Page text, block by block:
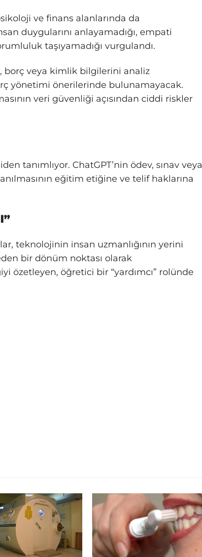
ve finans alanlarında da
duygularını anlayamadığı, empati
taşıyamadığı vurgulandı.
borç veya kimlik bilgilerini analiz
yönetimi önerilerinde bulunamayacak.
veri güvenliği açısından ciddi riskler
tanımlıyor. ChatGPT’nin ödev, sınav veya
eğitim etiğine ve telif haklarına
teknolojinin insan uzmanlığının yerini
bir dönüm noktası olarak
özetleyen, öğretici bir “yardımcı” rolünde